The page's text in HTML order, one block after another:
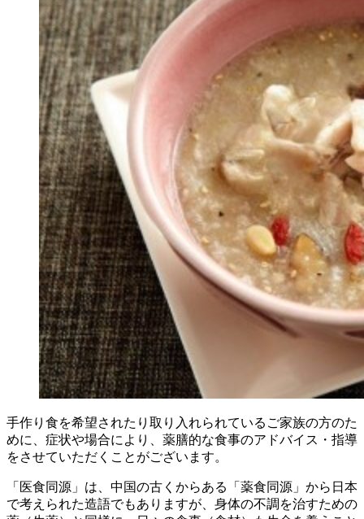
手作り食を希望されたり取り入れられているご家族の方のた
めに、症状や場合により、薬膳的な食事のアドバイス・指導
をさせていただくことがございます。
「医食同源」は、中国の古くからある「薬食同源」から日本
で考えられた造語でもありますが、身体の不調を治すための